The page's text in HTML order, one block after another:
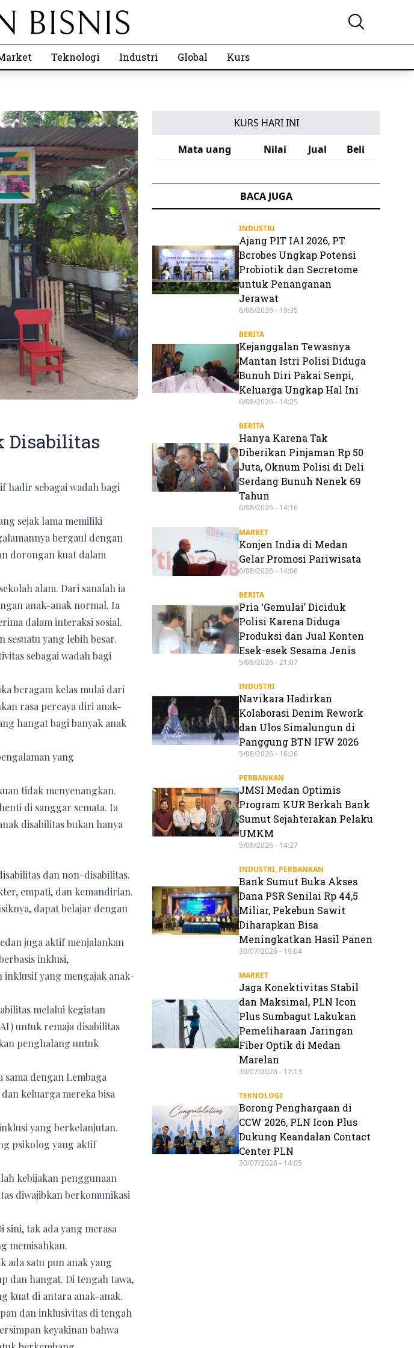
Teknologi Industri Global Kurs
Disabilitas
hadir sebagai wadah bagi
sejak lama memiliki
bergaul dengan
dorongan kuat dalam
alam. Dari sanalah ia
anak-anak normal. Ia
dalam interaksi sosial.
yang lebih besar.
sebagai wadah bagi
beragam kelas mulai dari
rasa percaya diri anak-
hangat bagi banyak anak
yang
tidak menyenangkan.
di sanggar semata. Ia
disabilitas bukan hanya
dan non-disabilitas.
empati, dan kemandirian.
dapat belajar dengan
juga aktif menjalankan
inklusi,
yang mengajak anak-
melalui kegiatan
untuk remaja disabilitas
penghalang untuk
dengan Lembaga
keluarga mereka bisa
yang berkelanjutan.
psikolog yang aktif
kebijakan penggunaan
diwajibkan berkomunikasi
sini, tak ada yang merasa
memisahkan.
ada satu pun anak yang
dan hangat. Di tengah tawa,
kuat di antara anak-anak.
dan inklusivitas di tengah
keyakinan bahwa
KURS HARI INI
Mata uang
Nilai Jual Beli
BACA JUGA
INDUSTRI
Ajang PIT IAI 2026, PT
Bcrobes Ungkap Potensi
Probiotik dan Secretome
untuk Penanganan
Jerawat
6/08/2026 - 19:35
BERITA
Kejanggalan Tewasnya
Mantan Istri Polisi Diduga
Bunuh Diri Pakai Senpi,
Keluarga Ungkap Hal Ini
6/08/2026 - 14:25
BERITA
Hanya Karena Tak
Diberikan Pinjaman Rp 50
Juta, Oknum Polisi di Deli
Serdang Bunuh Nenek 69
Tahun
6/08/2026 - 14:16
MARKET
Konjen India di Medan
Gelar Promosi Pariwisata
6/08/2026 - 14:06
BERITA
Pria ‘Gemulai’ Diciduk
Polisi Karena Diduga
Produksi dan Jual Konten
Esek-esek Sesama Jenis
5/08/2026 - 21:07
INDUSTRI
Navikara Hadirkan
Kolaborasi Denim Rework
dan Ulos Simalungun di
Panggung BTN IFW 2026
5/08/2026 - 16:26
PERBANKAN
JMSI Medan Optimis
Program KUR Berkah Bank
Sumut Sejahterakan Pelaku
UMKM
5/08/2026 - 14:27
INDUSTRI, PERBANKAN
Bank Sumut Buka Akses
Dana PSR Senilai Rp 44,5
Miliar, Pekebun Sawit
Diharapkan Bisa
Meningkatkan Hasil Panen
30/07/2026 - 19:04
MARKET
Jaga Konektivitas Stabil
dan Maksimal, PLN Icon
Plus Sumbagut Lakukan
Pemeliharaan Jaringan
Fiber Optik di Medan
Marelan
30/07/2026 - 17:13
TEKNOLOGI
Borong Penghargaan di
CCW 2026, PLN Icon Plus
Dukung Keandalan Contact
Center PLN
30/07/2026 - 14:05